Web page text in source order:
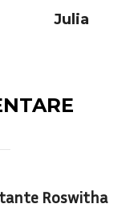
Julia
Roswitha